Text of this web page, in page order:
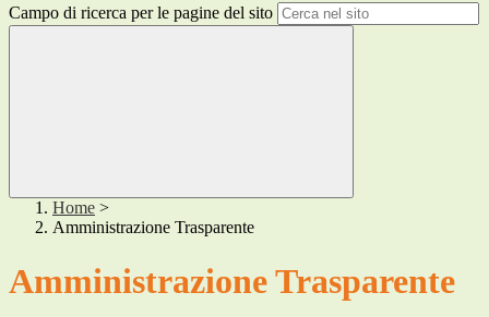
Campo di ricerca per le pagine del sito
Home >
Amministrazione Trasparente
Amministrazione Trasparente